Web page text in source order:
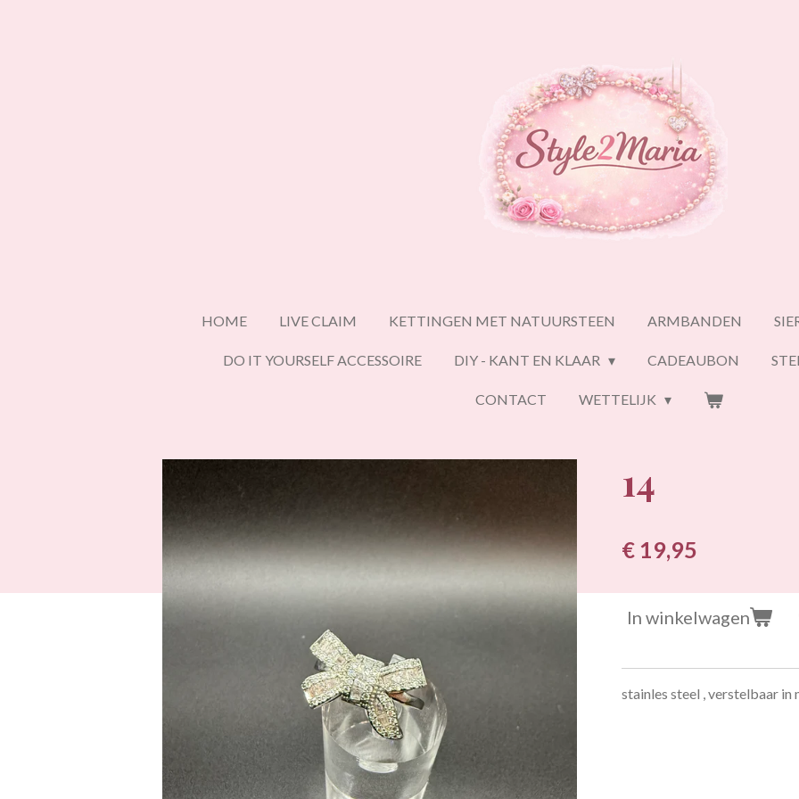
HOME LIVE CLAIM KETTINGEN MET NATUURSTEEN ARMBANDEN
DO IT YOURSELF ACCESSOIRE DIY - KANT EN KLAAR CADEAUBON
CONTACT WETTELIJK
14
€ 19,95
In winkelwagen
stainles steel , verstelbaar in